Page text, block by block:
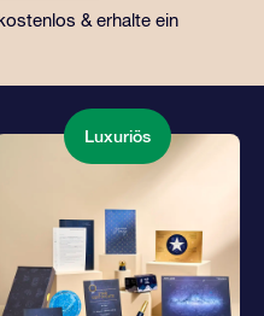
Art, Freunden und
Geschenk zu
& erhalte ein
Luxuriös